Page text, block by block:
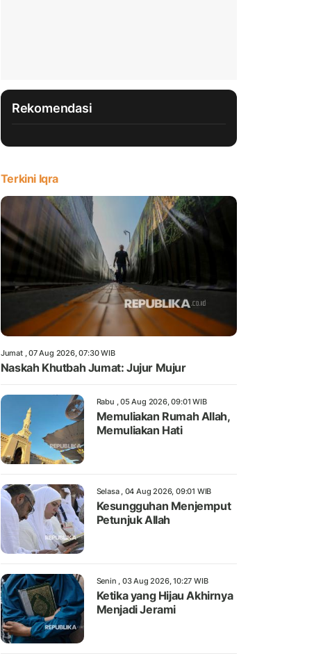
Rekomendasi
Terkini Iqra
Jumat , 07 Aug 2026, 07:30 WIB
Naskah Khutbah Jumat: Jujur Mujur
Rabu , 05 Aug 2026, 09:01 WIB
Memuliakan Rumah Allah,
Memuliakan Hati
Selasa , 04 Aug 2026, 09:01 WIB
Kesungguhan Menjemput
Petunjuk Allah
Senin , 03 Aug 2026, 10:27 WIB
Ketika yang Hijau Akhirnya
Menjadi Jerami